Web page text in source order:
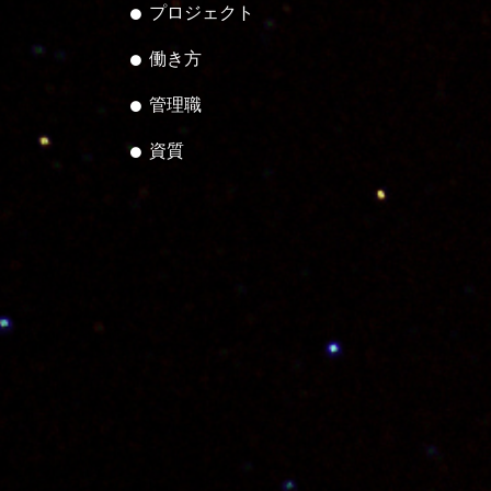
プロジェクト
働き方
管理職
資質